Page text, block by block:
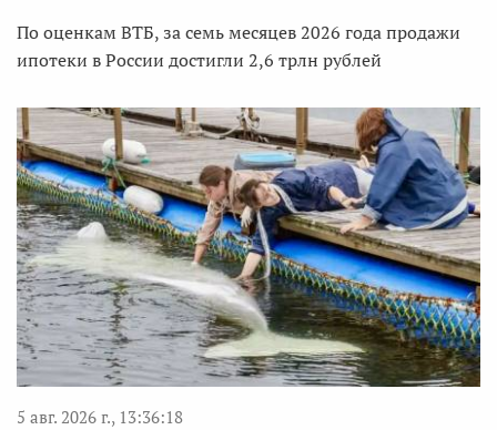
По оценкам ВТБ, за семь месяцев 2026 года продажи
ипотеки в России достигли 2,6 трлн рублей
5 авг. 2026 г., 13:36:18